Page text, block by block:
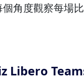
角度觀察每場比
Libero